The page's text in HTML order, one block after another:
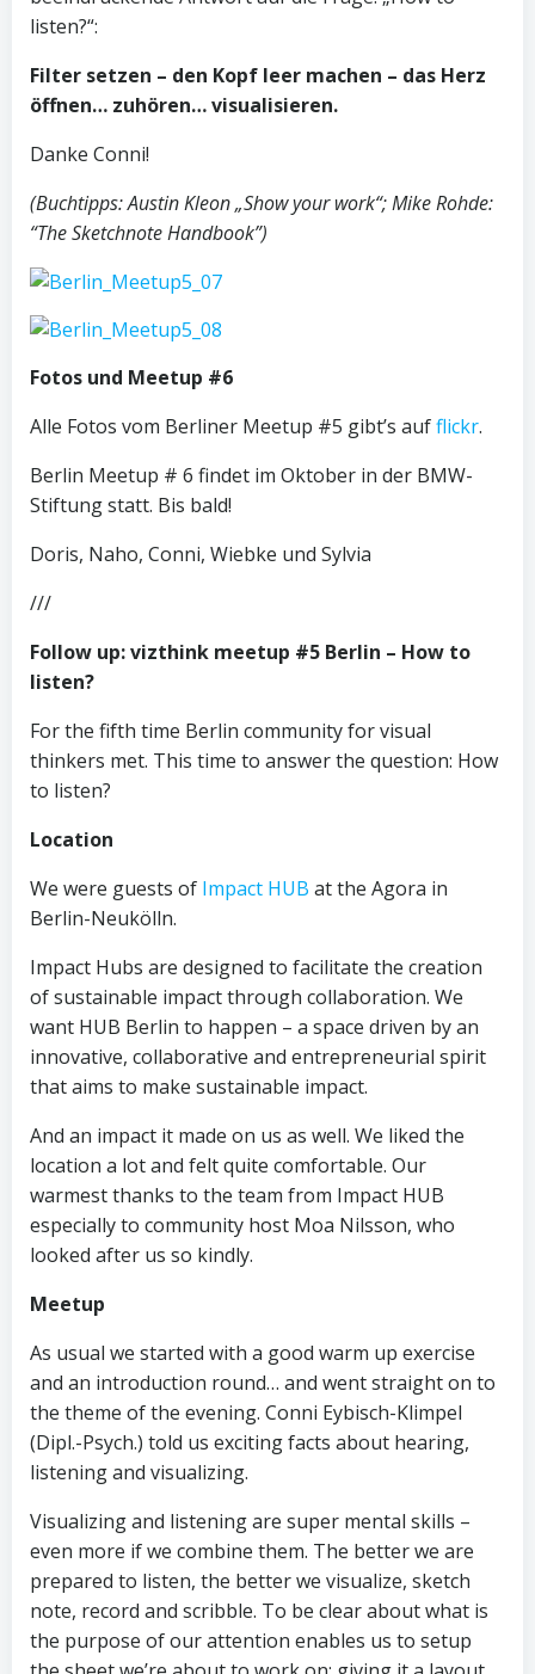
listen?“:
Filter setzen – den Kopf leer machen – das Herz
öffnen… zuhören… visualisieren.
Danke Conni!
(Buchtipps: Austin Kleon „Show your work“; Mike Rohde:
“The Sketchnote Handbook”)
Fotos und Meetup #6
Alle Fotos vom Berliner Meetup #5 gibt’s aufflickr.
Berlin Meetup # 6 findet im Oktober in der BMW-
Stiftung statt. Bis bald!
Doris, Naho, Conni, Wiebke und Sylvia
///
Follow up: vizthink meetup #5 Berlin – How to
listen?
For the fifth time Berlin community for visual
thinkers met. This time to answer the question: How
to listen?
Location
We were guests of Impact HUB at the Agora in
Berlin-Neukölln.
Impact Hubs are designed to facilitate the creation
of sustainable impact through collaboration. We
want HUB Berlin to happen – a space driven by an
innovative, collaborative and entrepreneurial spirit
that aims to make sustainable impact.
And an impact it made on us as well. We liked the
location a lot and felt quite comfortable. Our
warmest thanks to the team from Impact HUB
especially to community host Moa Nilsson, who
looked after us so kindly.
Meetup
As usual we started with a good warm up exercise
and an introduction round… and went straight on to
the theme of the evening. Conni Eybisch-Klimpel
(Dipl.-Psych.) told us exciting facts about hearing,
listening and visualizing.
Visualizing and listening are super mental skills –
even more if we combine them. The better we are
prepared to listen, the better we visualize, sketch
note, record and scribble. To be clear about what is
the purpose of our attention enables us to setup